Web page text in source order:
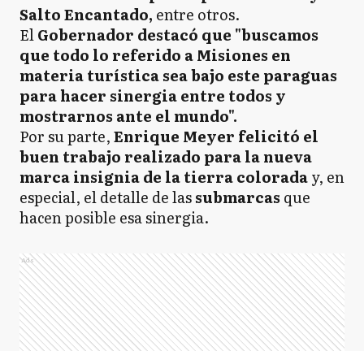
Salto Encantado, entre otros.
ElGobernador destacó que "buscamos
que todo lo referido a Misiones en
materia turística sea bajo este paraguas
para hacer sinergia entre todos y
mostrarnos ante el mundo".
Por su parte,Enrique Meyer felicitó el
buen trabajo realizado para la nueva
marca insignia de la tierra coloraday, en
especial, el detalle de lassubmarcas que
hacen posible esa sinergia.
Ads